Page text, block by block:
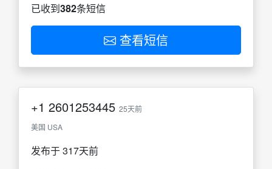
已收到382条短信
查看短信
+1 2601253445 25天前
美国 USA
发布于 317天前